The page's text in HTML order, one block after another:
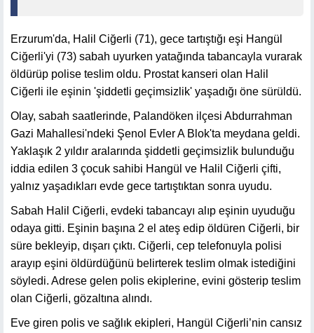
Erzurum'da, Halil Ciğerli (71), gece tartıştığı eşi Hangül
Ciğerli'yi (73) sabah uyurken yatağında tabancayla vurarak
öldürüp polise teslim oldu. Prostat kanseri olan Halil
Ciğerli ile eşinin 'şiddetli geçimsizlik' yaşadığı öne sürüldü.
Olay, sabah saatlerinde, Palandöken ilçesi Abdurrahman
Gazi Mahallesi'ndeki Şenol Evler A Blok'ta meydana geldi.
Yaklaşık 2 yıldır aralarında şiddetli geçimsizlik bulunduğu
iddia edilen 3 çocuk sahibi Hangül ve Halil Ciğerli çifti,
yalnız yaşadıkları evde gece tartıştıktan sonra uyudu.
Sabah Halil Ciğerli, evdeki tabancayı alıp eşinin uyuduğu
odaya gitti. Eşinin başına 2 el ateş edip öldüren Ciğerli, bir
süre bekleyip, dışarı çıktı. Ciğerli, cep telefonuyla polisi
arayıp eşini öldürdüğünü belirterek teslim olmak istediğini
söyledi. Adrese gelen polis ekiplerine, evini gösterip teslim
olan Ciğerli, gözaltına alındı.
Eve giren polis ve sağlık ekipleri, Hangül Ciğerli’nin cansız